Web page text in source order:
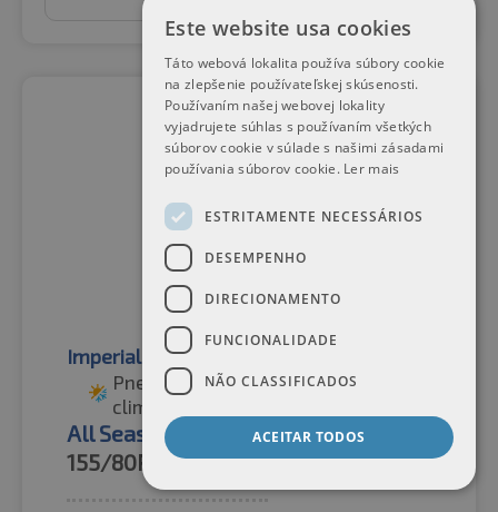
Imperial
Pneus para todas as condições
climatéricas
All Season Driver 3PMSF
155/80R1379T
Este website usa cookies
Táto webová lokalita používa súbory cookie
na zlepšenie používateľskej skúsenosti.
Používaním našej webovej lokality
vyjadrujete súhlas s používaním všetkých
súborov cookie v súlade s našimi zásadami
používania súborov cookie. Ler mais
ESTRITAMENTE NECESSÁRIOS
DESEMPENHO
DIRECIONAMENTO
FUNCIONALIDADE
NÃO CLASSIFICADOS
ACEITAR TODOS